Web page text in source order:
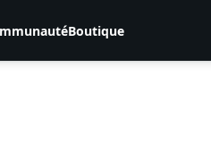
Boutique